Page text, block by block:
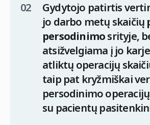
Gydytojo patirtis
jo darbo metų skaičių
persodinimosrityje,
atsižvelgiama į jo
atliktų operacijų
taip pat kryžmiškai
persodinimo
su pacientų